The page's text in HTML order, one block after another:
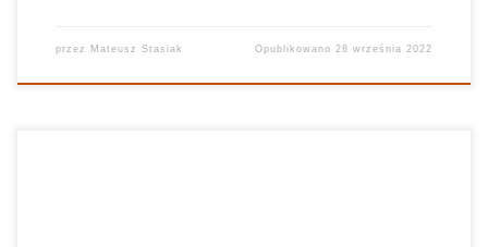
przez Mateusz Stasiak Opublikowano 28 września 2022